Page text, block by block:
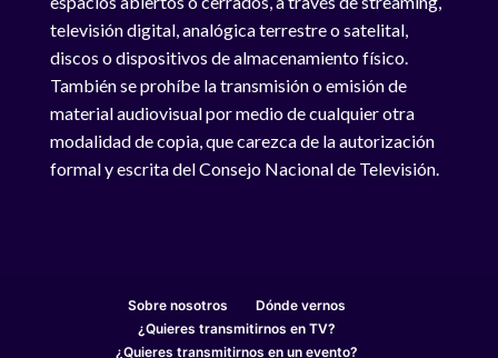
televisión digital, analógica terrestre o satelital,
discos o dispositivos de almacenamiento físico.
También se prohíbe la transmisión o emisión de
material audiovisual por medio de cualquier otra
modalidad de copia, que carezca de la autorización
formal y escrita del Consejo Nacional de Televisión.
Sobre nosotros
Dónde vernos
¿Quieres transmitirnos en TV?
¿Quieres transmitirnos en un evento?